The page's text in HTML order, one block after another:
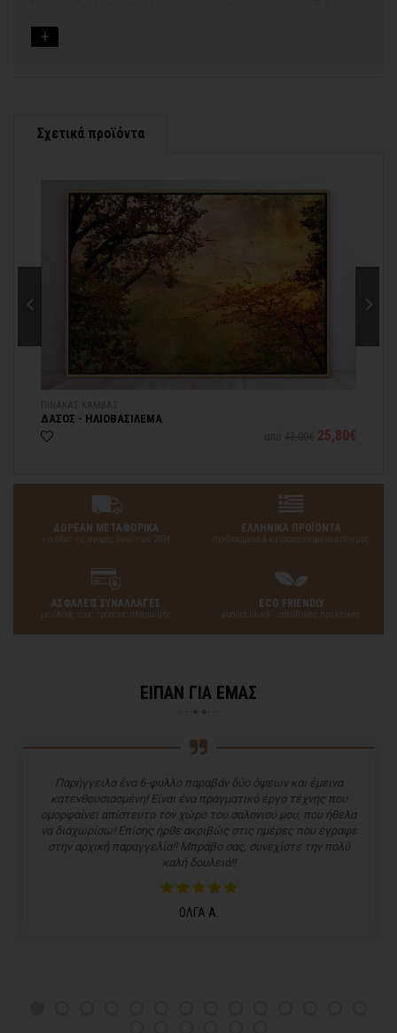
Εφόσον επιλέξετε να προσθέσετε και διακοσμητική κορνίζα
λίγος περισσότερος χρόνος για να παραδοθεί.
Μπορείτε πάντα να επικοινωνείτε μαζί μας για περισσότερες
πληροφορίες στοinfo@thinkart.gr
Σχετικά προϊόντα
ΔΑΣΟΣ - ΗΛΙΟΒΑΣΙΛΕΜΑ
25,80€
ΔΩΡΕΑΝ ΜΕΤΑΦΟΡΙΚΑ
για όλες τις αγορές άνω των 200€
ΕΛΛΗΝΙΚΑ ΠΡΟΪΟΝΤΑ
σχεδιασμένα & κατασκευασμένα από εμάς
ΑΣΦΑΛΕΙΣ ΣΥΝΑΛΛΑΓΕΣ
με όλους τους τρόπους πληρωμής
ECO FRIENDLY
φυσικά υλικά - υπεύθυνες πρακτικές
ΕΙΠΑΝ ΓΙΑ ΕΜΑΣ
Παρήγγειλα ένα 6-φυλλο παραβάν δύο όψεων και έμεινα
κατενθουσιασμένη! Είναι ένα πραγματικό έργο τέχνης που
ομορφαίνει απίστευτα τον χώρο του σαλονιού μου, που ήθελα
να διαχωρίσω! Επίσης ήρθε ακριβώς στις ημέρες που έγραφε
στην αρχική παραγγελία!! Μπράβο σας, συνεχίστε την πολύ
καλή δουλειά!!
ΟΛΓΑ Α.